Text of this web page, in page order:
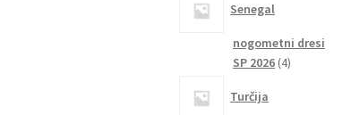
Senegal
nogometni dresi
SP 2026 44
Turčija